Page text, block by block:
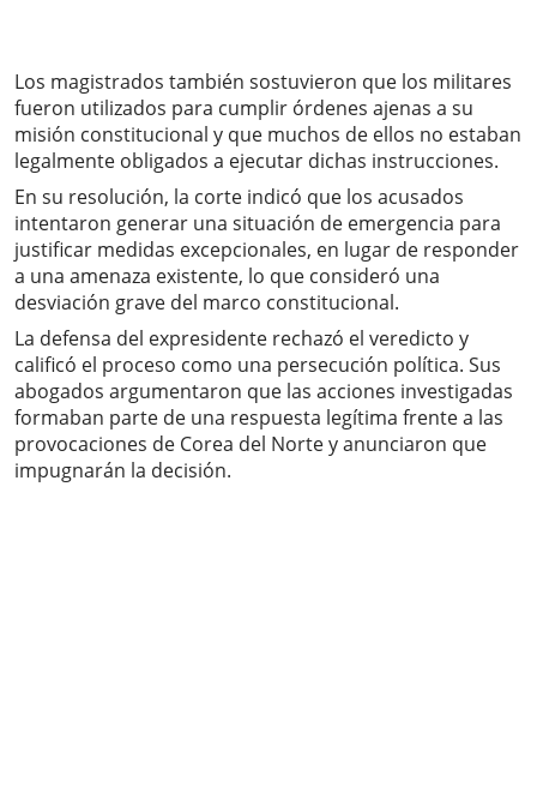
Los magistrados también sostuvieron que los militares
fueron utilizados para cumplir órdenes ajenas a su
misión constitucional y que muchos de ellos no estaban
legalmente obligados a ejecutar dichas instrucciones.
En su resolución, la corte indicó que los acusados
intentaron generar una situación de emergencia para
justificar medidas excepcionales, en lugar de responder
a una amenaza existente, lo que consideró una
desviación grave del marco constitucional.
La defensa del expresidente rechazó el veredicto y
calificó el proceso como una persecución política. Sus
abogados argumentaron que las acciones investigadas
formaban parte de una respuesta legítima frente a las
provocaciones de Corea del Norte y anunciaron que
impugnarán la decisión.